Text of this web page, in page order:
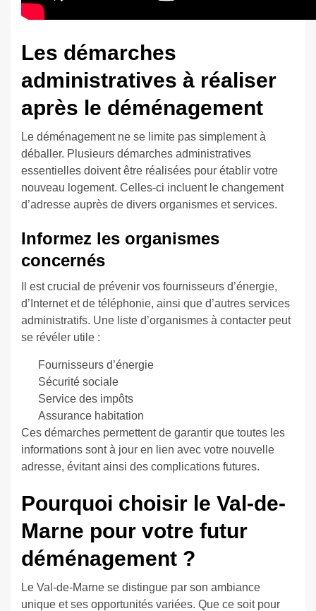
Les démarches
administratives à réaliser
après le déménagement
Le déménagement ne se limite pas simplement à
déballer. Plusieurs démarches administratives
essentielles doivent être réalisées pour établir votre
nouveau logement. Celles-ci incluent le changement
d’adresse auprès de divers organismes et services.
Informez les organismes
concernés
Il est crucial de prévenir vos fournisseurs d’énergie,
d’Internet et de téléphonie, ainsi que d’autres services
administratifs. Une liste d’organismes à contacter peut
se révéler utile :
Fournisseurs d’énergie
Sécurité sociale
Service des impôts
Assurance habitation
Ces démarches permettent de garantir que toutes les
informations sont à jour en lien avec votre nouvelle
adresse, évitant ainsi des complications futures.
Pourquoi choisir le Val-de-
Marne pour votre futur
déménagement ?
Le Val-de-Marne se distingue par son ambiance
unique et ses opportunités variées. Que ce soit pour